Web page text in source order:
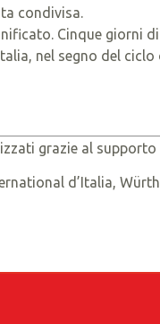
condivisa.
Cinque giorni
nel segno del
grazie al supporto
d’Italia,